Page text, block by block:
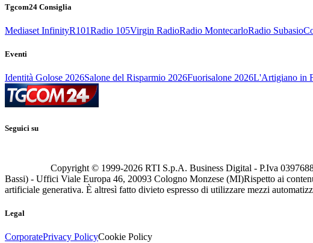
Tgcom24 Consiglia
Mediaset InfinityR101Radio 105Virgin RadioRadio MontecarloRadio Subasio
Eventi
Identità Golose 2026Salone del Risparmio 2026Fuorisalone 2026L'Artigiano in
Seguici su
Copyright © 1999-2026 RTI S.p.A. Business Digital - P.Iva
Bassi) - Uffici Viale Europa 46, 20093 Cologno Monzese (MI)Rispetto ai
artificiale generativa. È altresì fatto divieto espresso di utilizzare mezzi
Legal
CorporatePrivacy PolicyCookie Policy